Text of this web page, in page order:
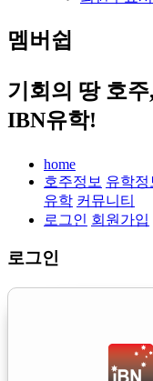
멤버쉽
기회의 땅 호
IBN유학!
home
호주정보 유학정
유학 커뮤니티
로그인 회원가입
로그인